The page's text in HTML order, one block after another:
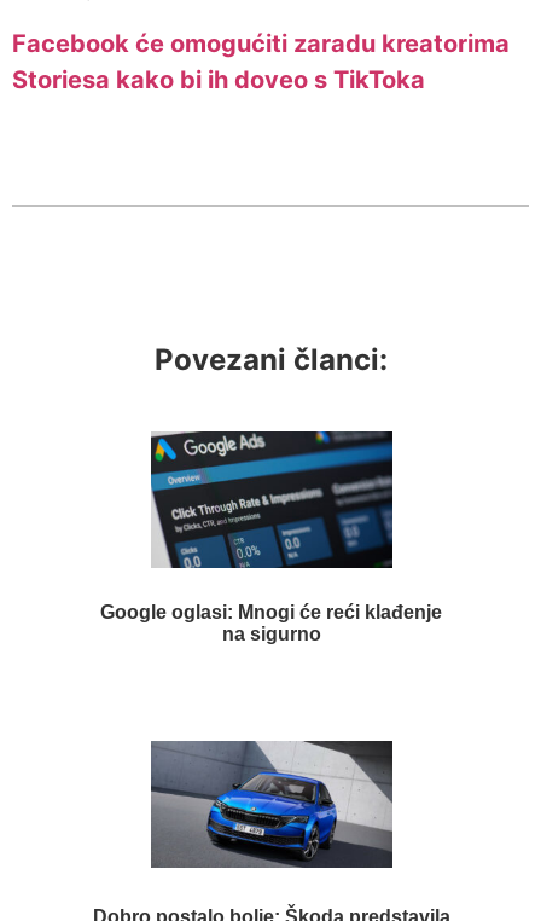
Facebook će omogućiti zaradu kreatorima
Storiesa kako bi ih doveo s TikToka
Povezani članci:
Google oglasi: Mnogi će reći klađenje
na sigurno
Dobro postalo bolje: Škoda predstavila